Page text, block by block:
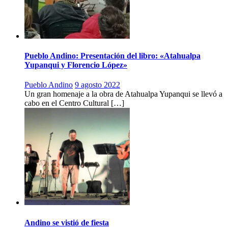
Pueblo Andino: Presentación del libro: «Atahualpa
Yupanqui y Florencio López»
Pueblo Andino 9 agosto 2022
Un gran homenaje a la obra de Atahualpa Yupanqui se llevó a
cabo en el Centro Cultural […]
Andino se vistió de fiesta